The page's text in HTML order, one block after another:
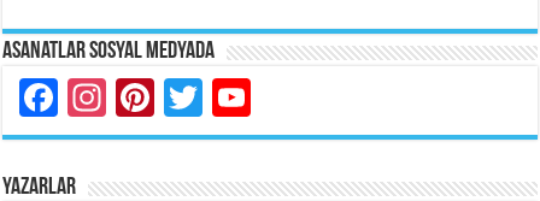
Asanatlar Sosyal Medyada
Facebook
Instagram
Pinterest
Twitter
YAZARLAR